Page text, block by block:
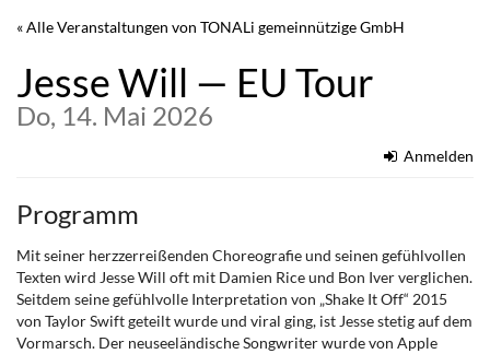
Zum
springen
« Alle Veranstaltungen von TONALi gemeinnützige GmbH
Jesse Will — EU Tour
Do, 14. Mai 2026
Anmelden
Programm
Mit seiner herzzerreißenden Choreografie und seinen gefühlvollen
Texten wird Jesse Will oft mit Damien Rice und Bon Iver verglichen.
Seitdem seine gefühlvolle Interpretation von „Shake It Off“ 2015
von Taylor Swift geteilt wurde und viral ging, ist Jesse stetig auf dem
Vormarsch. Der neuseeländische Songwriter wurde von Apple